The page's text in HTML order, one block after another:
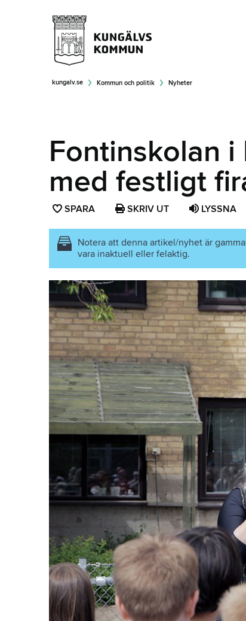
kungalv.se Kommun och politik Nyheter
Fontinskolan i
med festligt
SPARA SPARA
SOM
FAVORIT
SKRIV UT LYSSNA
Notera att denna artikel/nyhet är
vara inaktuell eller felaktig.